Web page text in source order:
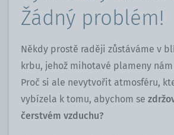
Žádný problém!
Někdy prostě raději zůstáváme v
krbu, jehož mihotavé plameny
Proč si ale nevytvořit atmosféru,
vybízela k tomu, abychom se
čerstvém vzduchu?